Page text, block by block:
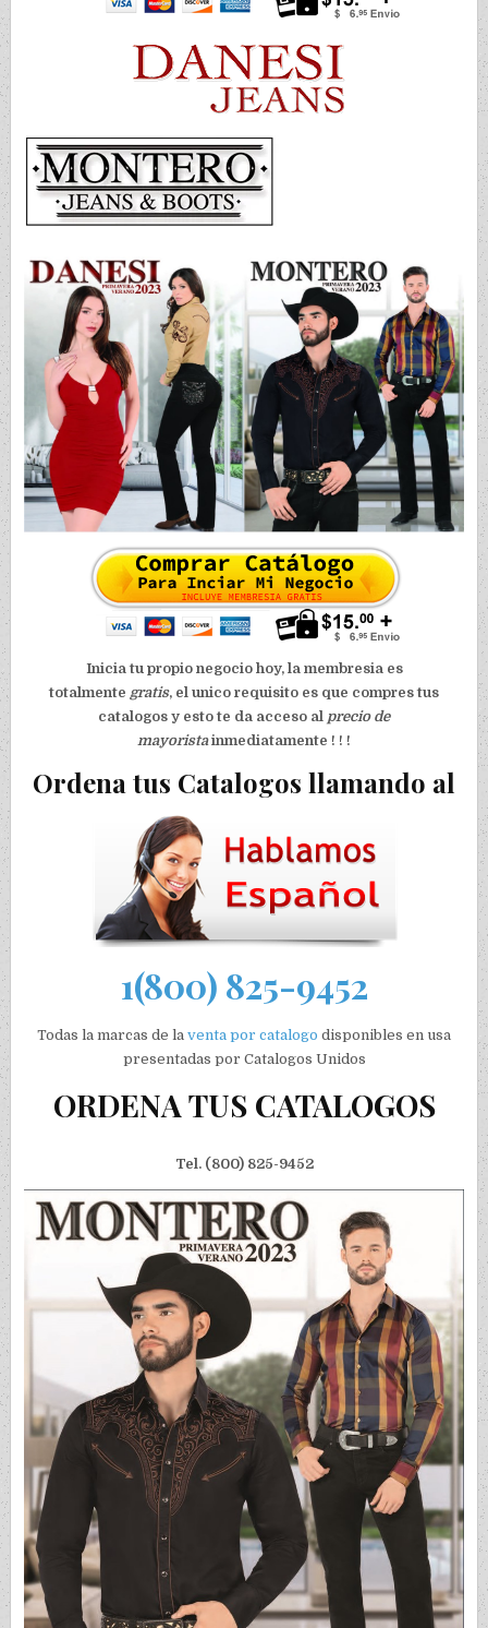
Inicia tu propio negocio hoy, la membresia es
totalmente gratis, el unico requisito es que compres tus
catalogos y esto te da acceso al precio de
mayoristainmediatamente ! ! !
Ordena tus Catalogos llamando al
1(800) 825-9452
Todas la marcas de la venta por catalogo disponibles en usa
presentadas por Catalogos Unidos
ORDENA TUS CATALOGOS
Tel. (800) 825-9452